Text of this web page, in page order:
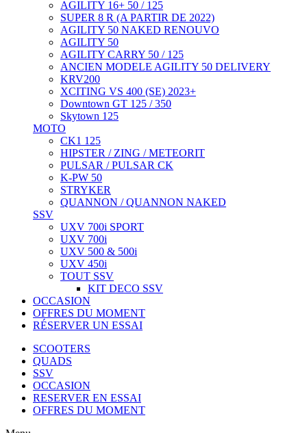
AGILITY 16+ 50 / 125
SUPER 8 R (A PARTIR DE 2022)
AGILITY 50 NAKED RENOUVO
AGILITY 50
AGILITY CARRY 50 / 125
ANCIEN MODELE AGILITY 50 DELIVERY
KRV200
XCITING VS 400 (SE) 2023+
Downtown GT 125 / 350
Skytown 125
MOTO
CK1 125
HIPSTER / ZING / METEORIT
PULSAR / PULSAR CK
K-PW 50
STRYKER
QUANNON / QUANNON NAKED
SSV
UXV 700i SPORT
UXV 700i
UXV 500 & 500i
UXV 450i
TOUT SSV
KIT DECO SSV
OCCASION
OFFRES DU MOMENT
RÉSERVER UN ESSAI
SCOOTERS
QUADS
SSV
OCCASION
RESERVER EN ESSAI
OFFRES DU MOMENT